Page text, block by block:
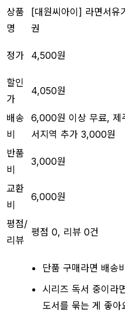
상품
명
[대원씨아이] 라면서유
권
정가 4,500원
할인
가
4,050원
배송
비
6,000원 이상 무료, 제
서지역 추가 3,000원
반품
비
3,000원
교환
비
6,000원
평점/
리뷰
평점 0, 리뷰 0건
단품 구매라면 배송
시리즈 독서 중이라
도서를 묶는 게 좋아